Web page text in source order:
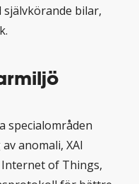
bilar,
specialområden
anomali, XAI
of Things,